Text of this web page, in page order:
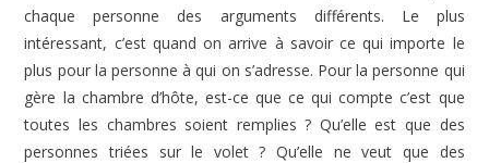
chaque personne des arguments différents. Le plus
intéressant, c’est quand on arrive à savoir ce qui importe le
plus pour la personne à qui on s’adresse. Pour la personne qui
gère la chambre d’hôte, est-ce que ce qui compte c’est que
toutes les chambres soient remplies ? Qu’elle est que des
personnes triées sur le volet ? Qu’elle ne veut que des